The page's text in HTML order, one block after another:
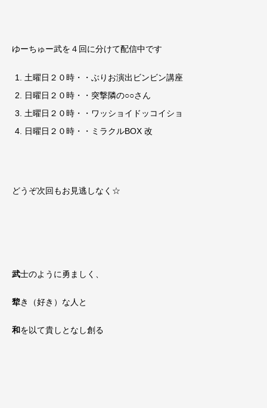
ゆーちゅー武を４回に分けて配信中です
土曜日２０時・・ぶりお演出ビンビン講座
日曜日２０時・・突撃隣の○○さん
土曜日２０時・・ワッショイドッコイショ
日曜日２０時・・ミラクルBOX 改
どうぞ次回もお見逃しなく☆
武士のように勇ましく、
犂き（好き）な人と
和を以て貴しとなし創る